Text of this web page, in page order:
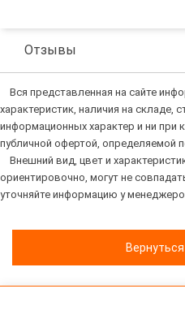
Отзывы
Вся представленная на сайте
характеристик, наличия на складе,
информационных характер и ни при
публичной офертой, определяемой
Внешний вид, цвет и
ориентировочно, могут не
уточняйте информацию у